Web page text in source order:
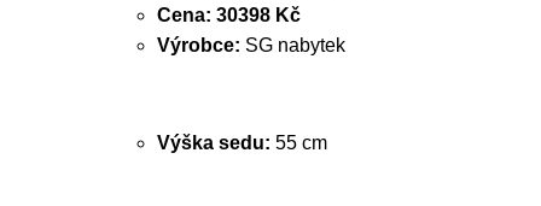
Cena: 30398 Kč
Výrobce: SG nabytek
Výška sedu: 55 cm